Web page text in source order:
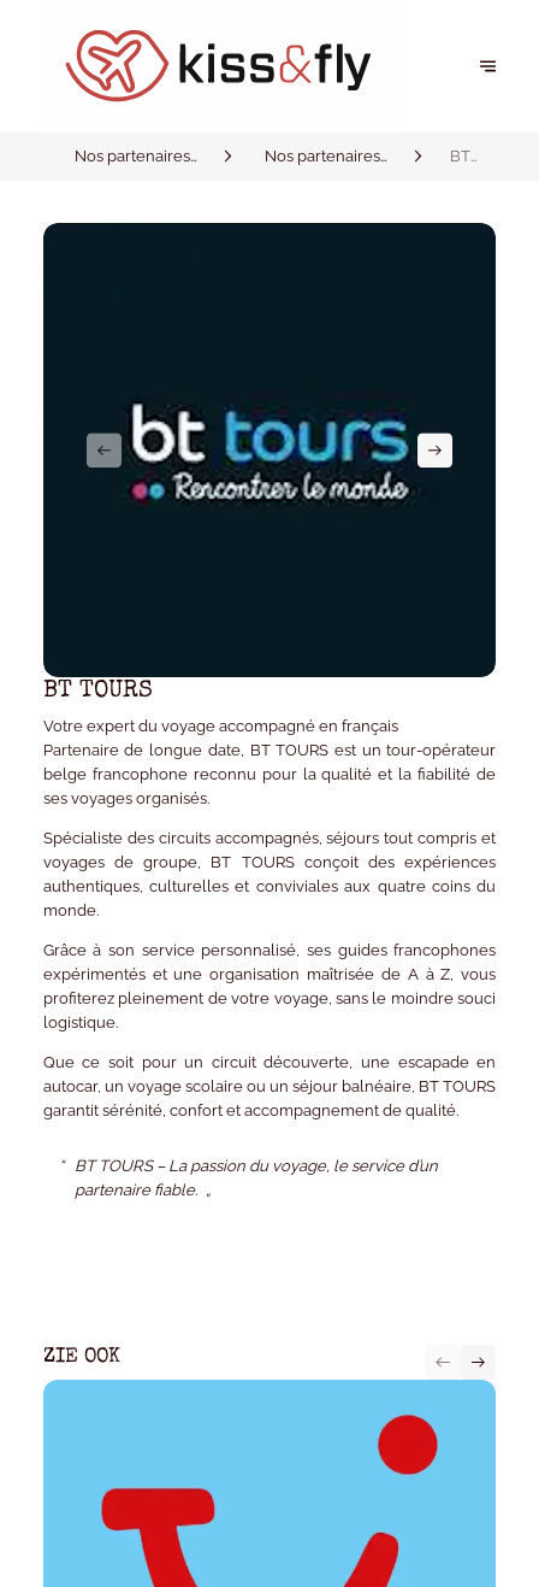
Nos partenaires
Nos partenaires
BT
BT TOURS
Votre expert du voyage accompagné en français
Partenaire de longue date, BT TOURS est untour-opérateur
belge francophonereconnu pour la qualité et la fiabilité de
ses voyages organisés.
Spécialiste des circuits accompagnés, séjours tout compris et
voyages de groupe , BT TOURS conçoit des expériences
authentiques, culturelles et conviviales aux quatre coins du
monde.
Grâce à son service personnalisé , ses guides francophones
expérimentéset uneorganisation maîtrisée de A à Z , vous
profiterez pleinement de votre voyage, sans le moindre souci
logistique.
Que ce soit pour un circuit découverte , une escapade en
autocar, un voyage scolaireou unséjour balnéaire , BT TOURS
garantit sérénité, confort et accompagnement de qualité.
BT TOURS – La passion du voyage, le service d’un
partenaire fiable.
ZIE OOK